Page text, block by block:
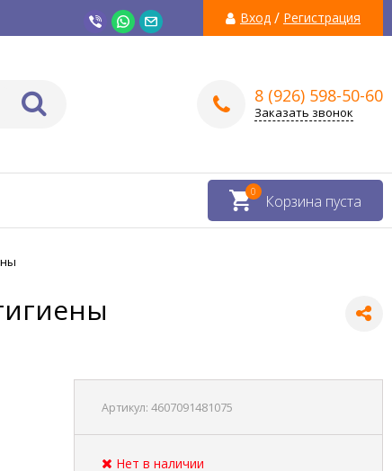
Вход / Регистрация
8 (926) 598-50-60
Заказать звонок
Корзина пуста
0
Артикул: 4607091481075
Нет в наличии